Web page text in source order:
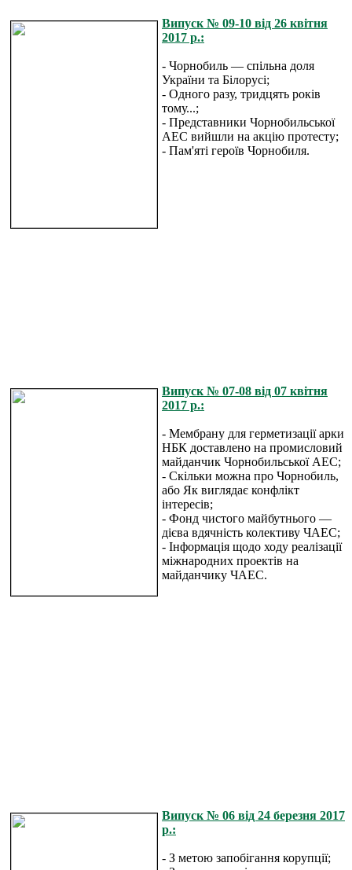
Випуск № 09-10 від 26 квітня
2017 р.:
- Чорнобиль — спільна доля
України та Білорусі;
- Одного разу, тридцять років
тому...;
- Представники Чорнобильської
АЕС вийшли на акцію протесту;
- Пам'яті героїв Чорнобиля.
Випуск № 07-08 від 07 квітня
2017 р.:
- Мембрану для герметизації арки
НБК доставлено на промисловий
майданчик Чорнобильської АЕС;
- Скільки можна про Чорнобиль,
або Як виглядає конфлікт
інтересів;
- Фонд чистого майбутнього —
дієва вдячність колективу ЧАЕС;
- Інформація щодо ходу реалізації
міжнародних проектів на
майданчику ЧАЕС.
Випуск № 06 від 24 березня 2017
р.:
- З метою запобігання корупції;